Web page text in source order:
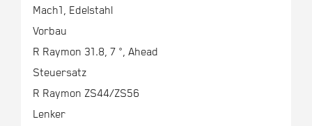
Mach1, Edelstahl
Vorbau
R Raymon 31.8, 7 °, Ahead
Steuersatz
R Raymon ZS44/ZS56
Lenker